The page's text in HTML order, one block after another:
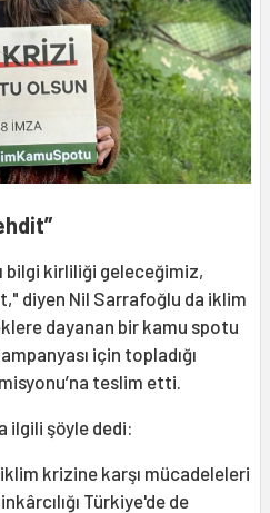
bilgi kirliliği geleceğimiz,
diyen Nil Sarrafoğlu da iklim
dayanan bir kamu spotu
için topladığı
teslim etti.
ilgili şöyle dedi:
krizine karşı mücadeleleri
Türkiye'de de